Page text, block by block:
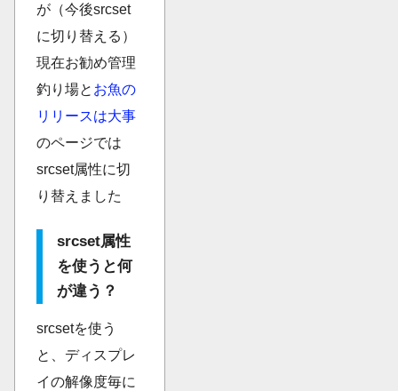
が（今後srcset
に切り替える）
現在お勧め管理
釣り場と お魚の
リリースは大事
のページでは
srcset属性に切
り替えました
srcset属性
を使うと何
が違う？
srcsetを使う
と、ディスプレ
イの解像度毎に